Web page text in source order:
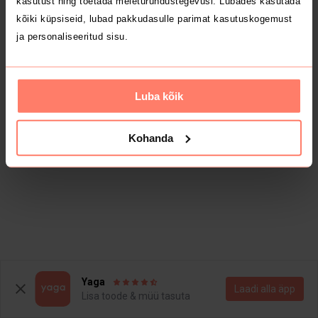
kõiki küpsiseid, lubad pakkudasulle parimat kasutuskogemust
ja personaliseeritud sisu.
Luba kõik
Kohanda
Yaga
Lisa toode & müü tasuta
Laadi alla äpp